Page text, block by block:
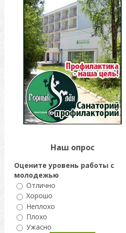
Наш опрос
Оцените уровень работы с
молодежью
Отлично
Хорошо
Неплохо
Плохо
Ужасно